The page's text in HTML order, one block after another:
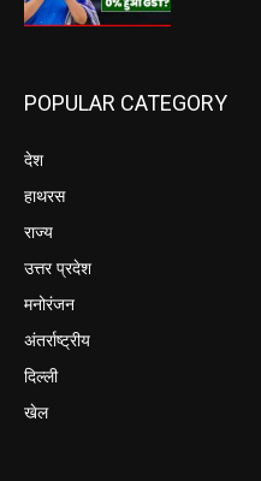
POPULAR CATEGORY
देश
हाथरस
राज्य
उत्तर प्रदेश
मनोरंजन
अंतर्राष्ट्रीय
दिल्ली
खेल